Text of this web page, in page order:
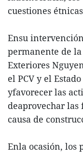
cuestiones
Ensu
permanente de
Exteriores
el PCV y el
yfavorecer las
deaprovechar
causa de
Enla ocasión, los